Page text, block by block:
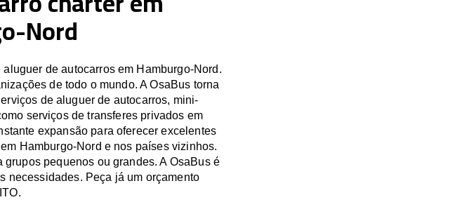
Nord
de autocarros em Hamburgo-Nord.
de todo o mundo. A OsaBus torna
de aluguer de autocarros, mini-
serviços de transferes privados em
expansão para oferecer excelentes
Hamburgo-Nord e nos países vizinhos.
pequenos ou grandes. A OsaBus é
necessidades. Peça já um orçamento